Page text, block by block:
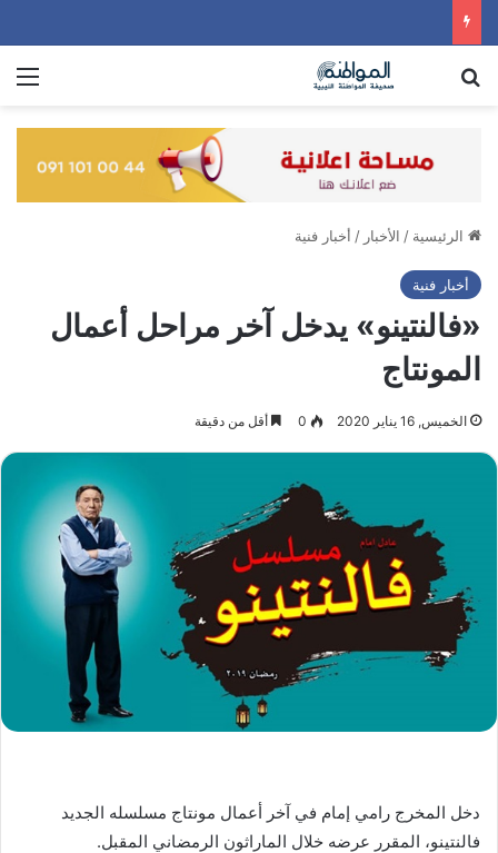
الرئيسية / الأخبار / أخبار فنية
أخبار فنية
«فالنتينو» يدخل آخر مراحل أعمال
المونتاج
الخميس, 16 يناير 2020 0 أقل من دقيقة
دخل المخرج رامي إمام في آخر أعمال مونتاج مسلسله الجديد
فالنتينو، المقرر عرضه خلال الماراثون الرمضاني المقبل.